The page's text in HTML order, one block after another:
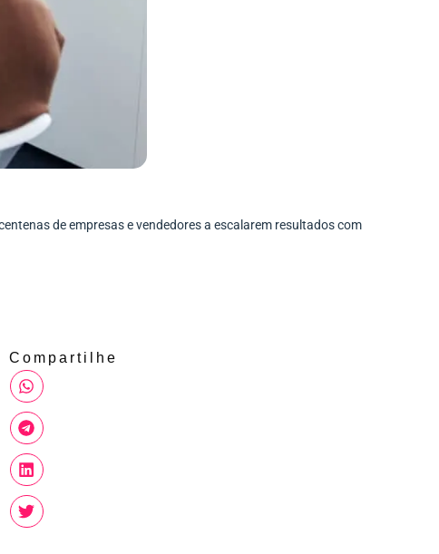
de empresas e vendedores a escalarem resultados com
Compartilhe